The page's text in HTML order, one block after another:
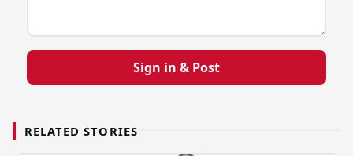
Sign in & Post
RELATED STORIES